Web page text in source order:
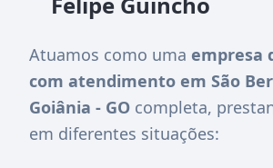
Atuamos como uma empresa
com atendimento em São
Goiânia - GO completa,
em diferentes situações: